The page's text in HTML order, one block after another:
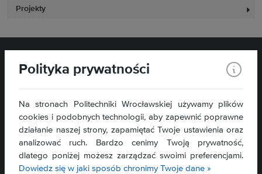
Projekty
Wydział Zarządzania
50-371 Wrocław
Mapa serwisu »
Polityka prywatności
Na stronach Politechniki Wrocławskiej używamy plików
cookies i podobnych technologii, aby zapewnić poprawne
działanie naszej strony, zapamiętać Twoje ustawienia oraz
analizować ruch. Bardzo cenimy Twoją prywatność,
dlatego poniżej możesz zarządzać swoimi preferencjami.
Dowiedz się w jaki sposób chronimy Twoje dane »